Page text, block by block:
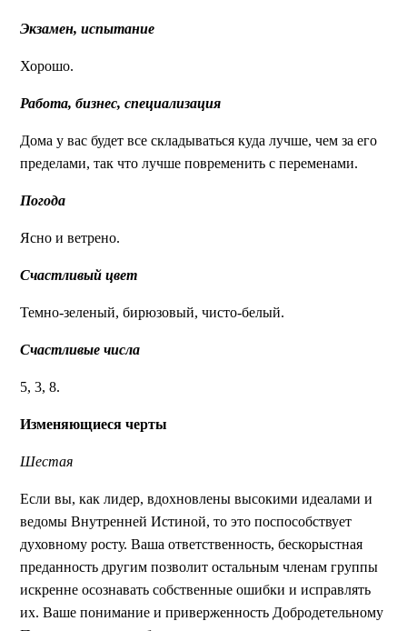
Экзамен, испытание
Хорошо.
Работа, бизнес, специализация
Дома у вас будет все складываться куда лучше, чем за его
пределами, так что лучше повременить с переменами.
Погода
Ясно и ветрено.
Счастливый цвет
Темно-зеленый, бирюзовый, чисто-белый.
Счастливые числа
5, 3, 8.
Изменяющиеся черты
Шестая
Если вы, как лидер, вдохновлены высокими идеалами и
ведомы Внутренней Истиной, то это поспособствует
духовному росту. Ваша ответственность, бескорыстная
преданность другим позволит остальным членам группы
искренне осознавать собственные ошибки и исправлять
их. Ваше понимание и приверженность Добродетельному